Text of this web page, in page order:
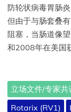
防轮状病毒胃肠
但由于与肠套叠
阻塞，当肠道像
和2008年在美国
立场文件/专家共
Rotarix (RV1)